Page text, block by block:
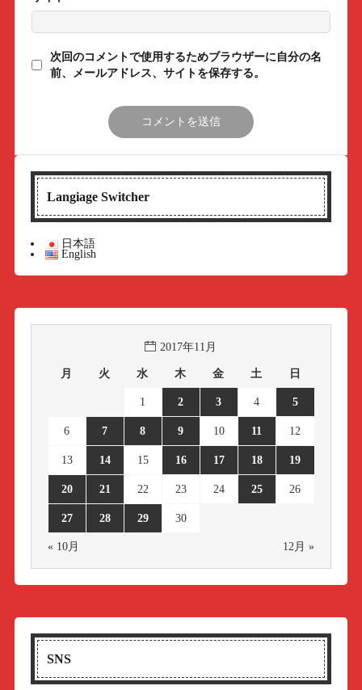
次回のコメントで使用するためブラウザーに自分の名
前、メールアドレス、サイトを保存する。
Langiage Switcher
日本語
English
2017年11月
月 火 水 木 金 土 日
1 2 3 4 5
6 7 8 9 10 11 12
13 14 15 16 17 18 19
20 21 22 23 24 25 26
27 28 29 30
« 10月 12月 »
SNS